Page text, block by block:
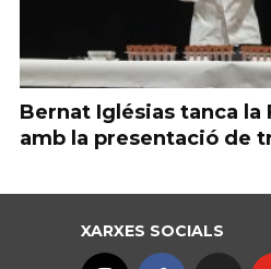
Bernat Iglésias tanca la
amb la presentació de
XARXES SOCIALS